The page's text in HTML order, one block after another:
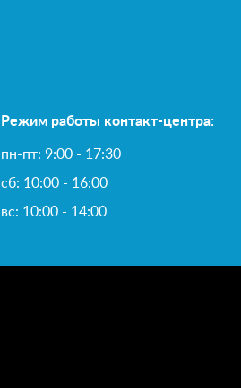
Режим работы контакт-центра:
пн-пт: 9:00 - 17:30
сб: 10:00 - 16:00
вс: 10:00 - 14:00